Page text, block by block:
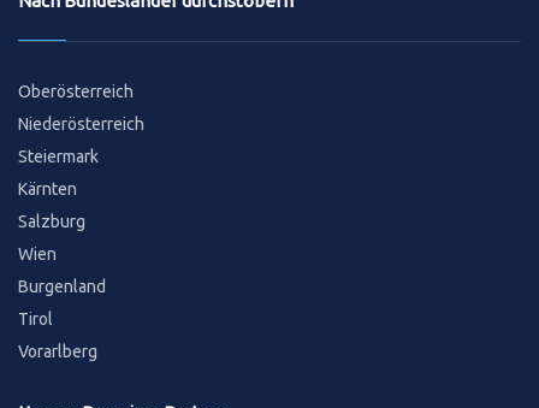
Oberösterreich
Niederösterreich
Steiermark
Kärnten
Salzburg
Wien
Burgenland
Tirol
Vorarlberg